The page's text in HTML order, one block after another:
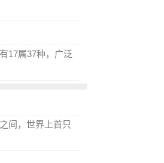
17属37种，广泛
间，世界上首只